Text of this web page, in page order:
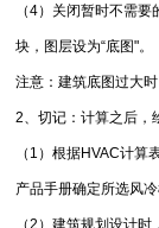
（4）关闭暂时不需
块，图层设为“底图"。
注意：建筑底图过大
2、切记：计算之后，
（1）根据HVAC计
产品手册确定所选风
（2）建筑规划设计